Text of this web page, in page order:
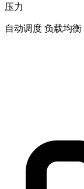
压力
自动调度 负载均衡